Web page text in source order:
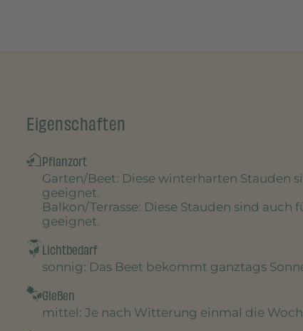
Eigenschaften
Pflanzort
Garten/Beet: Diese winterharten Stauden
geeignet.
Balkon/Terrasse: Diese Stauden sind auch
geeignet.
Lichtbedarf
sonnig: Das Beet bekommt ganztags
Gießen
mittel : Je nach Witterung einmal die